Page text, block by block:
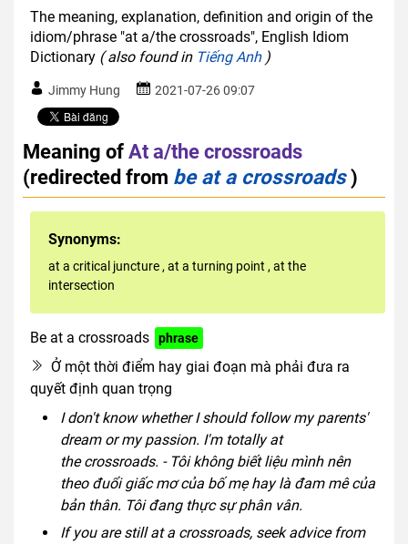
The meaning, explanation, definition and origin of the
idiom/phrase "at a/the crossroads", English Idiom
Dictionary ( also found in Tiếng Anh)
Jimmy Hung 2021-07-26 09:07
Meaning ofAt a/the crossroads
(redirected from be at a crossroads)
Synonyms:
at a critical juncture , at a turning point , at the
intersection
Be at a crossroads phrase
Ở một thời điểm hay giai đoạn mà phải đưa ra
quyết định quan trọng
I don't know whether I should follow my parents'
dream or my passion. I'm totally at
the crossroads. - Tôi không biết liệu mình nên
theo đuổi giấc mơ của bố mẹ hay là đam mê của
bản thân. Tôi đang thực sự phân vân.
If you are still at a crossroads, seek advice from